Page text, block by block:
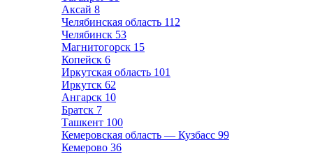
Аксай 8
Челябинская область 112
Челябинск 53
Магнитогорск 15
Копейск 6
Иркутская область 101
Иркутск 62
Ангарск 10
Братск 7
Ташкент 100
Кемеровская область — Кузбасс 99
Кемерово 36